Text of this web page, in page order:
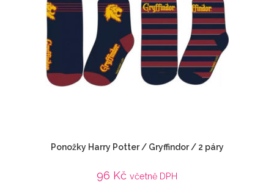
Ponožky Harry Potter / Gryffindor / 2 páry
96 Kč včetně DPH